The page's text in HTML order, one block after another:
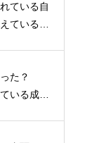
ている自
ているネ
た？
いる成人